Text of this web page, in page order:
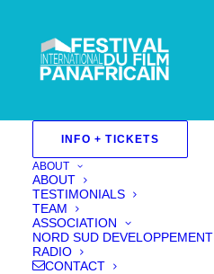
INFO + TICKETS
ABOUT
ABOUT
TESTIMONIALS
TEAM
ASSOCIATION
NORD SUD DEVELOPPEMENT
RADIO
CONTACT